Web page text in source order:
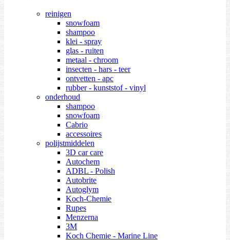
reinigen
snowfoam
shampoo
klei - spray
glas - ruiten
metaal - chroom
insecten - hars - teer
ontvetten - apc
rubber - kunststof - vinyl
onderhoud
shampoo
snowfoam
Cabrio
accessoires
polijstmiddelen
3D car care
Autochem
ADBL - Polish
Autobrite
Autoglym
Koch-Chemie
Rupes
Menzerna
3M
Koch Chemie - Marine Line